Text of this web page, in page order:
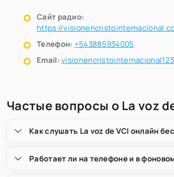
Сайт радио:
https://
Телефон: +543885934005
Email:
Частые вопросы о La voz
Как слушать La voz de VCI онлайн
Работает ли на телефоне и в